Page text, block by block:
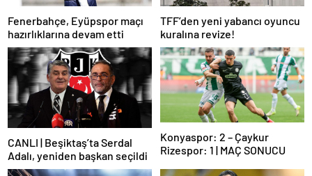
Fenerbahçe, Eyüpspor maçı
hazırlıklarına devam etti
TFF’den yeni yabancı oyuncu
kuralına revize!
CANLI | Beşiktaş’ta Serdal
Adalı, yeniden başkan seçildi
Konyaspor: 2 – Çaykur
Rizespor: 1 | MAÇ SONUCU